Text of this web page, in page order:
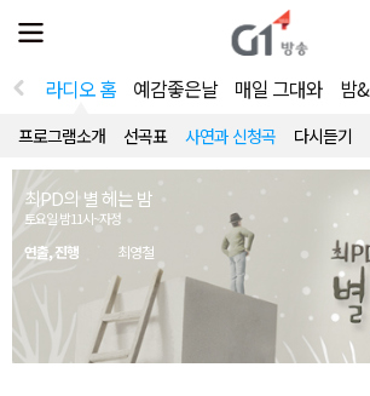
전
체
뉴
열
라디오 홈 예감좋은날 매일 그대와 밤&
프로그램소개 선곡표 사연과 신청곡 다시듣기
최PD의 별 헤는 밤
토요일 밤11시~자정
연출, 진행 최영철